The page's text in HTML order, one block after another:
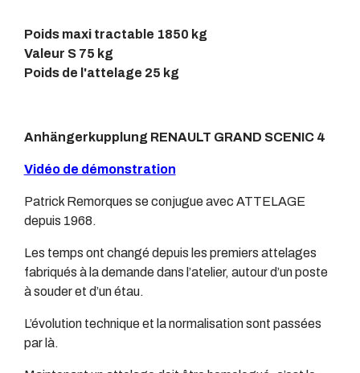
Poids maxi tractable 1850 kg
Valeur S 75 kg
Poids de l'attelage 25 kg
Anhängerkupplung RENAULT GRAND SCENIC 4
Vidéo de démonstration
Patrick Remorques se conjugue avec ATTELAGE
depuis 1968.
Les temps ont changé depuis les premiers attelages
fabriqués à la demande dans l’atelier, autour d’un poste
à souder et d’un étau.
L’évolution technique et la normalisation sont passées
par là.